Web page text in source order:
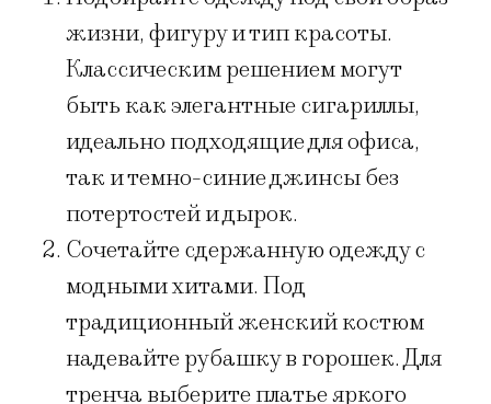
жизни, фигуру и тип красоты.
Классическим решением могут
быть как элегантные сигариллы,
идеально подходящие для офиса,
так и темно-синие джинсы без
потертостей и дырок.
Сочетайте сдержанную одежду с
модными хитами. Под
традиционный женский костюм
надевайте рубашку в горошек. Для
тренча выберите платье яркого